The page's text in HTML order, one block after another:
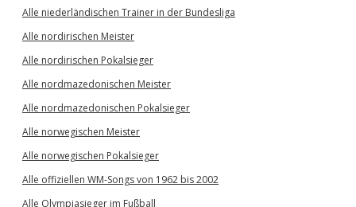
Alle niederländischen Trainer in der Bundesliga
Alle nordirischen Meister
Alle nordirischen Pokalsieger
Alle nordmazedonischen Meister
Alle nordmazedonischen Pokalsieger
Alle norwegischen Meister
Alle norwegischen Pokalsieger
Alle offiziellen WM-Songs von 1962 bis 2002
Alle Olympiasieger im Fußball